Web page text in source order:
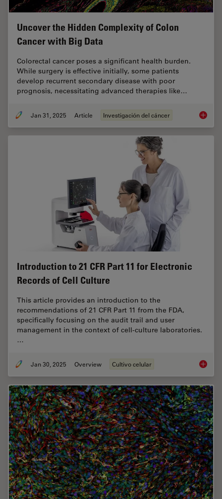
Uncover the Hidden Complexity of Colon
Cancer with Big Data
Colorectal cancer poses a significant health burden.
While surgery is effective initially, some patients
develop recurrent secondary disease with poor
prognosis, necessitating advanced therapies like…
Jan 31, 2025 Article Investigación del cáncer
Introduction to 21 CFR Part 11 for Electronic
Records of Cell Culture
This article provides an introduction to the
recommendations of 21 CFR Part 11 from the FDA,
specifically focusing on the audit trail and user
management in the context of cell-culture laboratories.
…
Jan 30, 2025 Overview Cultivo celular